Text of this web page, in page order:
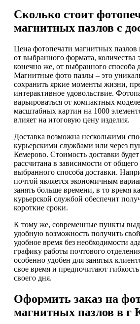
Сколько стоит
магнитных пазлов с
Цена фотопечати магнитных пазлов
от выбранного формата, количества
конечно же, от выбранного способа
Магнитные фото пазлы – это
сохранить яркие моменты жизни,
интерактивное удовольствие.
варьироваться от компактных
масштабных картин на 1000
влияет на итоговую цену изделия.
Доставка возможна несколькими
курьерскими службами или через
Кемерово. Стоимость доставки
рассчитана в зависимости от общего
выбранного способа доставки.
почтой является экономичным
занять больше времени, в то время
курьерской службой обеспечит
короткие сроки.
К тому же, современные пункты
удобную возможность получить
удобное время без необходимости
графику работы почтового
особенно удобен для занятых
свое время и предпочитают
своего дня.
Оформить заказ на
магнитных пазлов в г